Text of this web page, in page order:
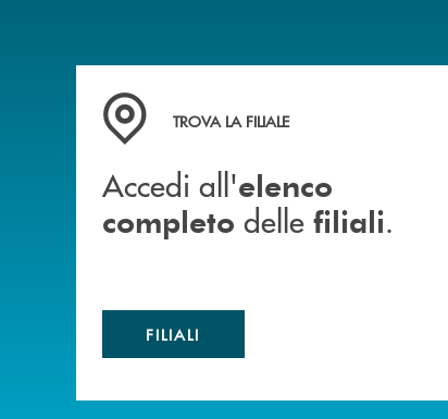
Accedi all' elenco completo delle filiali .
TROVA LA FILIALE
Accedi all'elenco
completo delle filiali.
FILIALI